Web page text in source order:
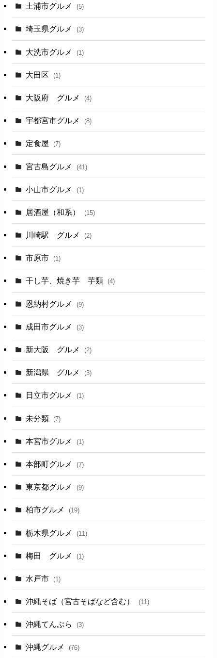
土浦市グルメ (5)
埼玉県グルメ (3)
大洗市グルメ (1)
大田区 (1)
大阪府 グルメ (4)
宇都宮市グルメ (8)
定食屋 (7)
宮古島グルメ (41)
小山市グルメ (1)
居酒屋（和系） (15)
川崎駅 グルメ (2)
市原市 (1)
干し芋、焼き芋 芋類 (4)
恩納村グルメ (9)
成田市グルメ (3)
新大阪 グルメ (2)
新潟県 グルメ (3)
日立市グルメ (1)
未分類 (7)
本宮市グルメ (1)
本部町グルメ (7)
東京都グルメ (9)
柏市グルメ (19)
栃木県グルメ (11)
梅田 グルメ (1)
水戸市 (1)
沖縄そば（宮古そばなど含む） (11)
沖縄てんぷら (3)
沖縄グルメ (76)